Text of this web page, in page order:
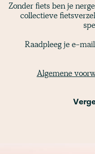
Zonder fiets ben je
collectieve
Raadpleeg je e-
Algemene